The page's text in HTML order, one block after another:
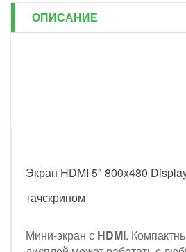
ОПИСАНИЕ
Экран HDMI 5" 800x480
тачскрином
Мини-экран с HDMI.